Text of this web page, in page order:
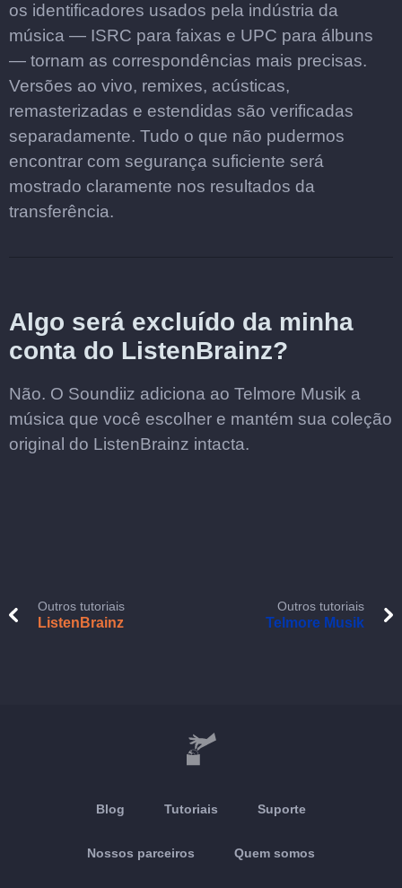
os identificadores usados pela indústria da
música — ISRC para faixas e UPC para álbuns
— tornam as correspondências mais precisas.
Versões ao vivo, remixes, acústicas,
remasterizadas e estendidas são verificadas
separadamente. Tudo o que não pudermos
encontrar com segurança suficiente será
mostrado claramente nos resultados da
transferência.
Algo será excluído da minha
conta do ListenBrainz?
Não. O Soundiiz adiciona ao Telmore Musik a
música que você escolher e mantém sua coleção
original do ListenBrainz intacta.
Outros tutoriais
ListenBrainz
Outros tutoriais
Telmore Musik
Blog Tutoriais Suporte
Nossos parceiros Quem somos